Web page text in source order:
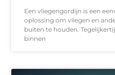
Een vliegengordijn is een
oplossing om vliegen en
buiten te houden.
binnen